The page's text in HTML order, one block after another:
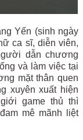
Yến (sinh ngày
ca sĩ, diễn viên,
dẫn chương
và làm việc tại
mặt thân quen
xuyên xuất hiện
game thủ thì
mê mãnh liệt